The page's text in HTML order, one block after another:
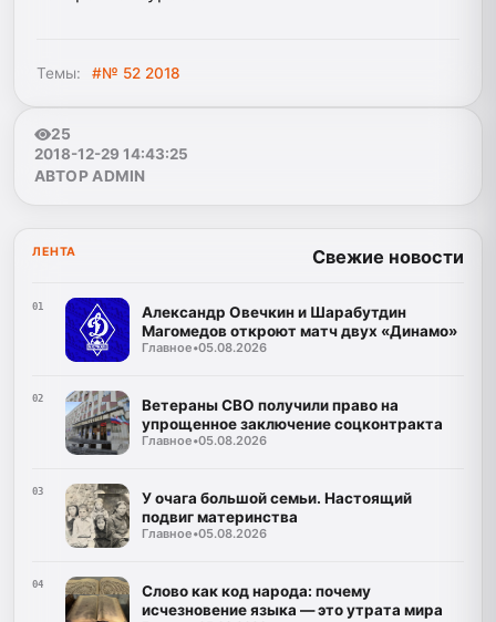
Темы: #№ 52 2018
25
2018-12-29 14:43:25
АВТОР ADMIN
ЛЕНТА Свежие новости
01
Александр Овечкин и Шарабутдин
Магомедов откроют матч двух «Динамо»
Главное•05.08.2026
02
Ветераны СВО получили право на
упрощенное заключение соцконтракта
Главное•05.08.2026
03
У очага большой семьи. Настоящий
подвиг материнства
Главное•05.08.2026
04
Слово как код народа: почему
исчезновение языка — это утрата мира